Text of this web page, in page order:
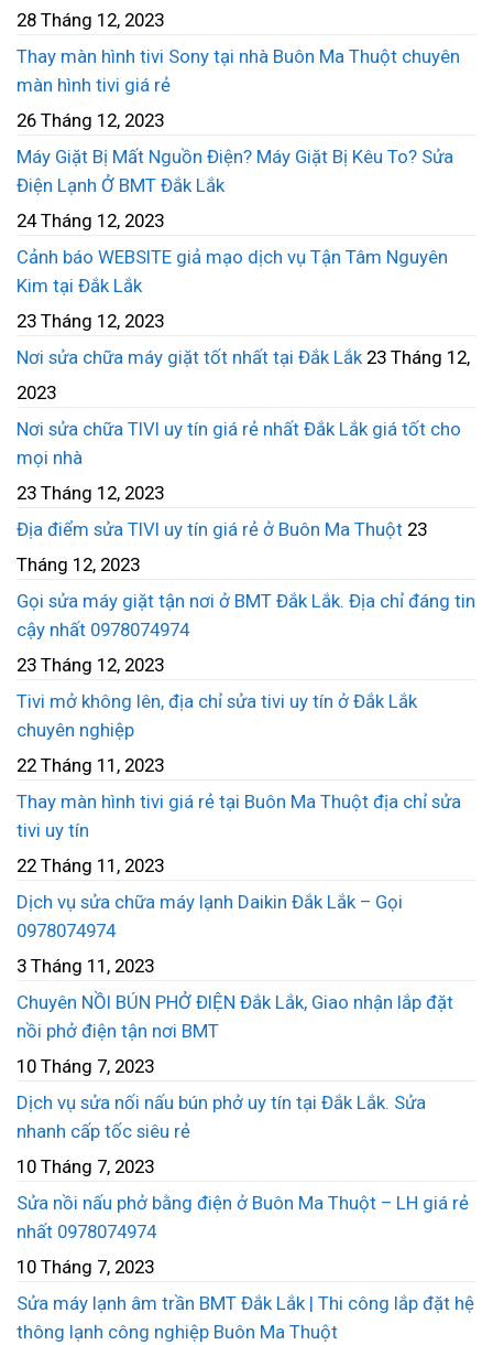
28 Tháng 12, 2023
Thay màn hình tivi Sony tại nhà Buôn Ma Thuột chuyên
màn hình tivi giá rẻ
26 Tháng 12, 2023
Máy Giặt Bị Mất Nguồn Điện? Máy Giặt Bị Kêu To? Sửa
Điện Lạnh Ở BMT Đắk Lắk
24 Tháng 12, 2023
Cảnh báo WEBSITE giả mạo dịch vụ Tận Tâm Nguyên
Kim tại Đắk Lắk
23 Tháng 12, 2023
Nơi sửa chữa máy giặt tốt nhất tại Đắk Lắk 23 Tháng 12,
2023
Nơi sửa chữa TIVI uy tín giá rẻ nhất Đắk Lắk giá tốt cho
mọi nhà
23 Tháng 12, 2023
Địa điểm sửa TIVI uy tín giá rẻ ở Buôn Ma Thuột 23
Tháng 12, 2023
Gọi sửa máy giặt tận nơi ở BMT Đắk Lắk. Địa chỉ đáng tin
cậy nhất 0978074974
23 Tháng 12, 2023
Tivi mở không lên, địa chỉ sửa tivi uy tín ở Đắk Lắk
chuyên nghiệp
22 Tháng 11, 2023
Thay màn hình tivi giá rẻ tại Buôn Ma Thuột địa chỉ sửa
tivi uy tín
22 Tháng 11, 2023
Dịch vụ sửa chữa máy lạnh Daikin Đắk Lắk – Gọi
0978074974
3 Tháng 11, 2023
Chuyên NỒI BÚN PHỞ ĐIỆN Đắk Lắk, Giao nhận lắp đặt
nồi phở điện tận nơi BMT
10 Tháng 7, 2023
Dịch vụ sửa nối nấu bún phở uy tín tại Đắk Lắk. Sửa
nhanh cấp tốc siêu rẻ
10 Tháng 7, 2023
Sửa nồi nấu phở bằng điện ở Buôn Ma Thuột – LH giá rẻ
nhất 0978074974
10 Tháng 7, 2023
Sửa máy lạnh âm trần BMT Đắk Lắk | Thi công lắp đặt hệ
thông lạnh công nghiệp Buôn Ma Thuột